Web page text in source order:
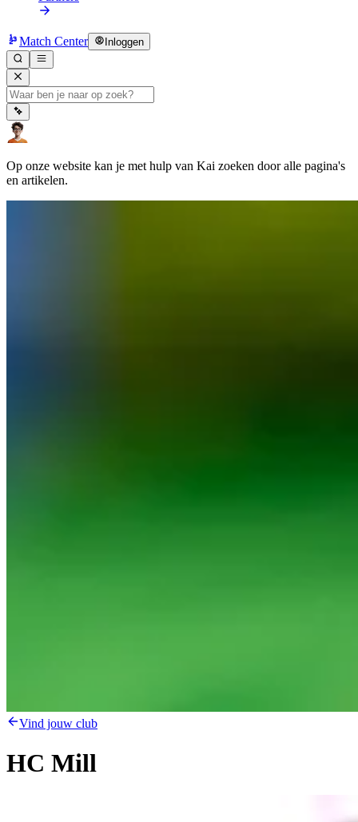
Match Center Inloggen
Op onze website kan je met hulp van Kai zoeken door alle pagina's
en artikelen.
Vind jouw club
HC Mill